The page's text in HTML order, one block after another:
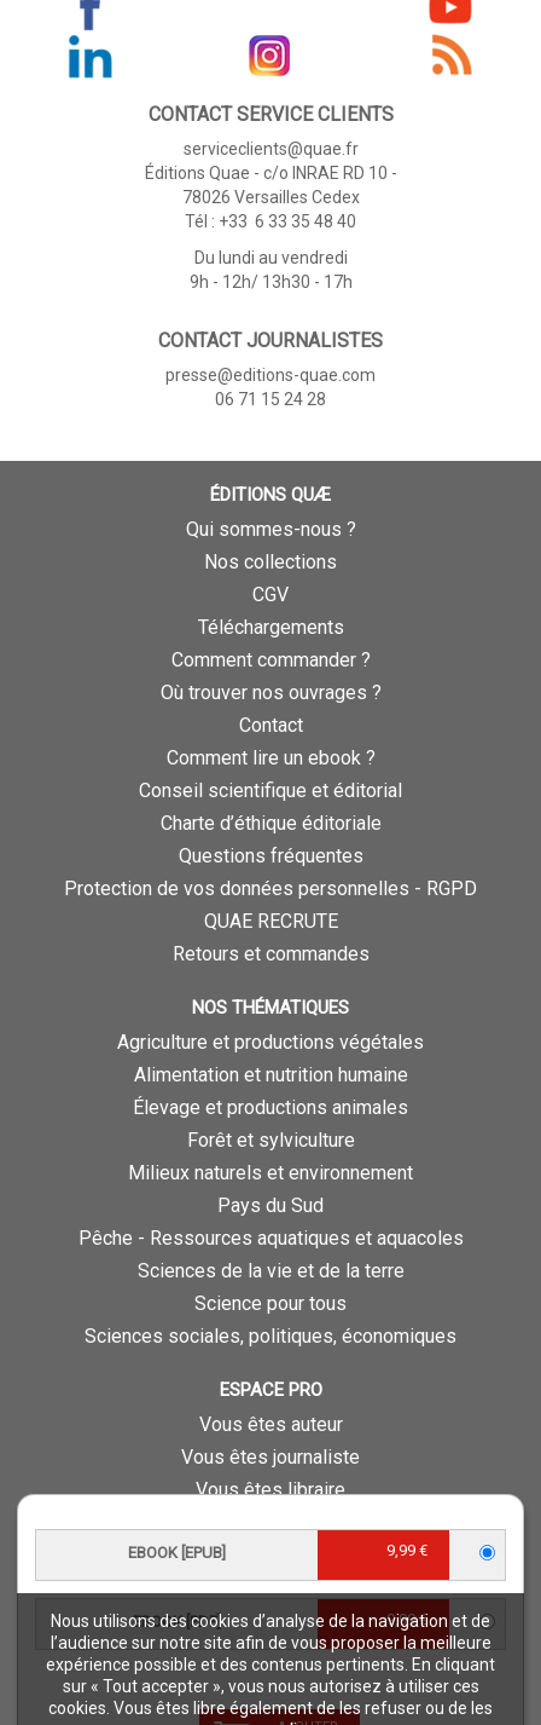
Nous utilisons des cookies d’analyse de la navigation et de
l’audience sur notre site afin de vous proposer la meilleure
expérience possible et des contenus pertinents. En cliquant
sur « Tout accepter », vous nous autorisez à utiliser ces
cookies. Vous êtes libre également de les refuser ou de les
EBOOK [EPUB] 9,99 €
EBOOK [PDF] 9,99 €
CONTACT SERVICE CLIENTS
serviceclients@quae.fr
Éditions Quae - c/o INRAE RD 10 -
78026 Versailles Cedex
Tél : +33 6 33 35 48 40
Du lundi au vendredi
9h - 12h/ 13h30 - 17h
CONTACT JOURNALISTES
presse@editions-quae.com
06 71 15 24 28
ÉDITIONS QUÆ
Qui sommes-nous ?
Nos collections
CGV
Téléchargements
Comment commander ?
Où trouver nos ouvrages ?
Contact
Comment lire un ebook ?
Conseil scientifique et éditorial
Charte d’éthique éditoriale
Questions fréquentes
Protection de vos données personnelles - RGPD
QUAE RECRUTE
Retours et commandes
NOS THÉMATIQUES
Agriculture et productions végétales
Alimentation et nutrition humaine
Élevage et productions animales
Forêt et sylviculture
Milieux naturels et environnement
Pays du Sud
Pêche - Ressources aquatiques et aquacoles
Sciences de la vie et de la terre
Science pour tous
Sciences sociales, politiques, économiques
ESPACE PRO
Vous êtes auteur
Vous êtes journaliste
Vous êtes libraire
Foreign rights
Procédure d'évaluation
NOTRE SITE
Quae © 2018
Mentions légales